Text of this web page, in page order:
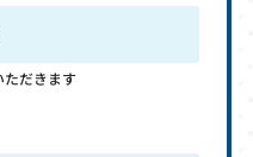
ただきます